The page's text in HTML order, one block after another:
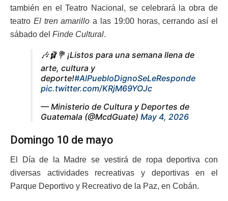
también en el Teatro Nacional, se celebrará la obra de
teatro El tren amarillo a las 19:00 horas, cerrando así el
sábado del Finde Cultural.
🎶🩰💐 ¡Listos para una semana llena de
arte, cultura y
deporte!#AlPuebloDignoSeLeResponde
pic.twitter.com/KRjM69YOJc
— Ministerio de Cultura y Deportes de
Guatemala (@McdGuate) May 4, 2026
Domingo 10 de mayo
El Día de la Madre se vestirá de ropa deportiva con
diversas actividades recreativas y deportivas en el
Parque Deportivo y Recreativo de la Paz, en Cobán.